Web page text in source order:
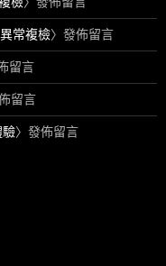
常複檢〉發佈留言
留言
留言
驗〉發佈留言